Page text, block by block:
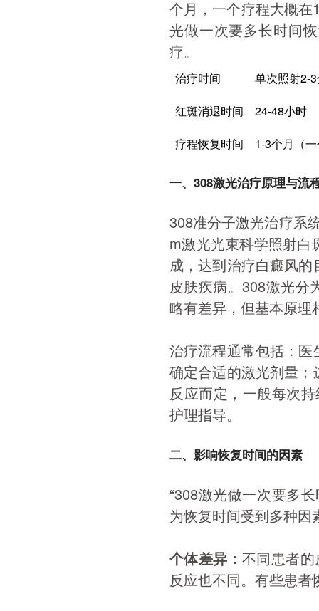
个月，一个疗程大概在
光做一次要多长时间
疗。
治疗时间
单次照射2-
红斑消退时间
24-48小时
疗程恢复时间
1-3个月（
一、308激光治疗原理与流
308准分子激光治疗系
m激光光束科学照射白
成，达到治疗白癜风
皮肤疾病。308激光分
略有差异，但基本原理
治疗流程通常包括：
确定合适的激光剂量
反应而定，一般每次
护理指导。
二、影响恢复时间的因素
“308激光做一次要多
为恢复时间受到多种因
个体差异： 不同患者
反应也不同。有些患